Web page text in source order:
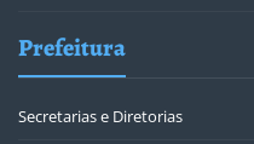
Prefeitura
Secretarias e Diretorias